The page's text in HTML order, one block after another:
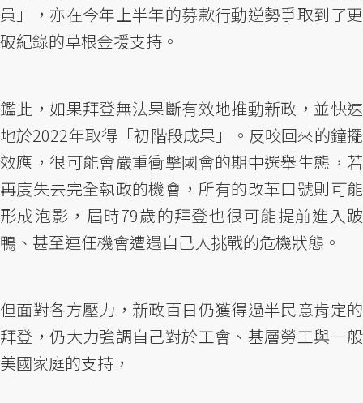
員」，亦在今年上半年的募款行動逆勢爭取到了更
破紀錄的草根金援支持。
鑑此，如果拜登無法果斷有效地推動新政，並快速
地於2022年取得「初階段成果」。反咬回來的鐘擺
效應，很可能會嚴重衝擊國會的期中選舉生態，若
再度失去完全執政的機會，所有的改革口號則可能
形成泡影，屆時79歲的拜登也很可能提前進入跛
鴨、甚至連任機會遭遇自己人挑戰的危機狀態。
但面對各方壓力，新政百日仍獲得過半民意肯定的
拜登，仍大力強調自己對於工會、基層勞工與一般
美國家庭的支持，